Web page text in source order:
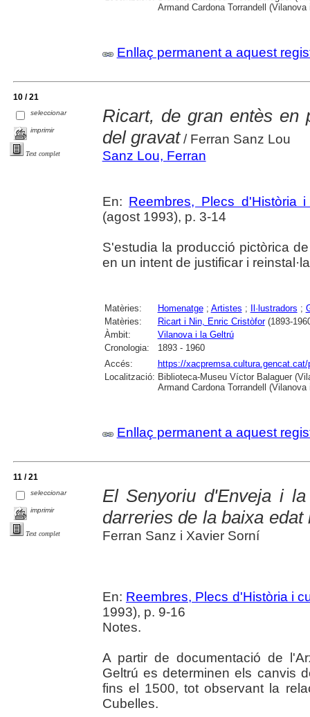
Armand Cardona Torrandell (Vilanova
Enllaç permanent a aquest
10 / 21
seleccionar
imprimir
Text complet
Ricart, de gran entès en
del gravat/ Ferran Sanz Lou
Sanz Lou, Ferran
En: Reembres, Plecs d'Història i
(agost 1993), p. 3-14
S'estudia la producció pictòrica
en un intent de justificar i
Matèries: Homenatge; Artistes ; Il·lustradors ;
Matèries:
Ricart i Nin, Enric Cristòfor(1893-
Àmbit:
Vilanova i la Geltrú
Cronologia:
1893 - 1960
Accés:
https://
Localització: Biblioteca-Museu Víctor Balaguer
Armand Cardona Torrandell (Vilanova
Enllaç permanent a aquest
11 / 21
seleccionar
imprimir
Text complet
El Senyoriu d'Enveja i
darreries de la baixa edat
Ferran Sanz i Xavier Sorní
En: Reembres, Plecs d'Història i
1993), p. 9-16
Notes.
A partir de documentació de
Geltrú es determinen els canvis
fins el 1500, tot observant la
Cubelles.